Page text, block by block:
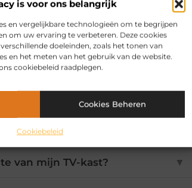
is voor ons belangrijk
en vergelijkbare technologieën om te begrijpen
om uw ervaring te verbeteren. Deze cookies
doeleinden, zoals het tonen van
en het meten van het gebruik van de website.
cookiebeleid raadplegen.
Cookies Beheren
Cookiebeleid
tot mijn TV? ▼
TV-opstelling?
van mijn TV-kast? ▼